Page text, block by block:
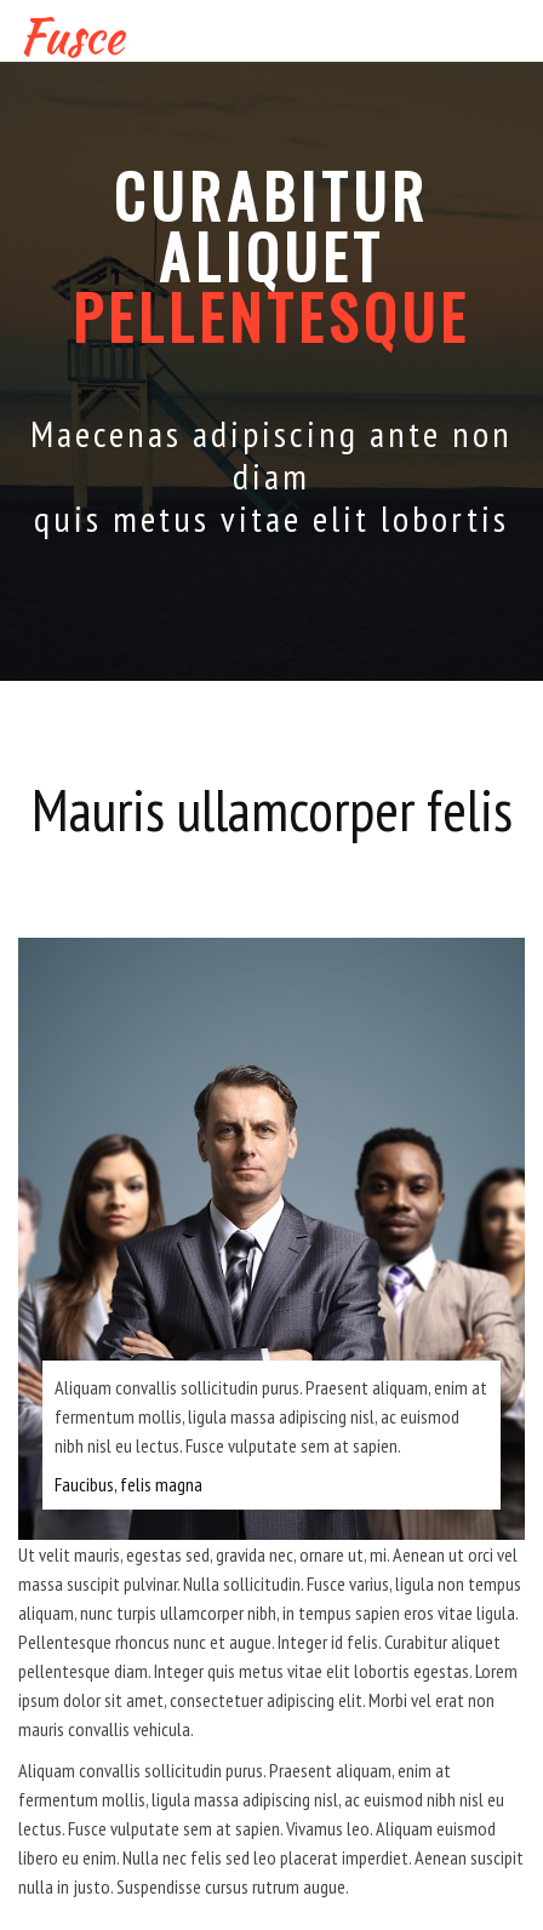
Fusce
CURABITUR
ALIQUET
PELLENTESQUE
Maecenas adipiscing ante non
diam
quis metus vitae elit lobortis
Mauris ullamcorper felis
Aliquam convallis sollicitudin purus. Praesent aliquam, enim at
fermentum mollis, ligula massa adipiscing nisl, ac euismod
nibh nisl eu lectus. Fusce vulputate sem at sapien.
Faucibus, felis magna
Ut velit mauris, egestas sed, gravida nec, ornare ut, mi. Aenean ut orci vel
massa suscipit pulvinar. Nulla sollicitudin. Fusce varius, ligula non tempus
aliquam, nunc turpis ullamcorper nibh, in tempus sapien eros vitae ligula.
Pellentesque rhoncus nunc et augue. Integer id felis. Curabitur aliquet
pellentesque diam. Integer quis metus vitae elit lobortis egestas. Lorem
ipsum dolor sit amet, consectetuer adipiscing elit. Morbi vel erat non
mauris convallis vehicula.
Aliquam convallis sollicitudin purus. Praesent aliquam, enim at
fermentum mollis, ligula massa adipiscing nisl, ac euismod nibh nisl eu
lectus. Fusce vulputate sem at sapien. Vivamus leo. Aliquam euismod
libero eu enim. Nulla nec felis sed leo placerat imperdiet. Aenean suscipit
nulla in justo. Suspendisse cursus rutrum augue.